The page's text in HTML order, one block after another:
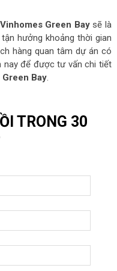
Green Baysẽ là
hưởng khoảng thời gian
hàng quan tâm dự án có
nay để được tư vấn chi tiết
Bay.
TRONG 30